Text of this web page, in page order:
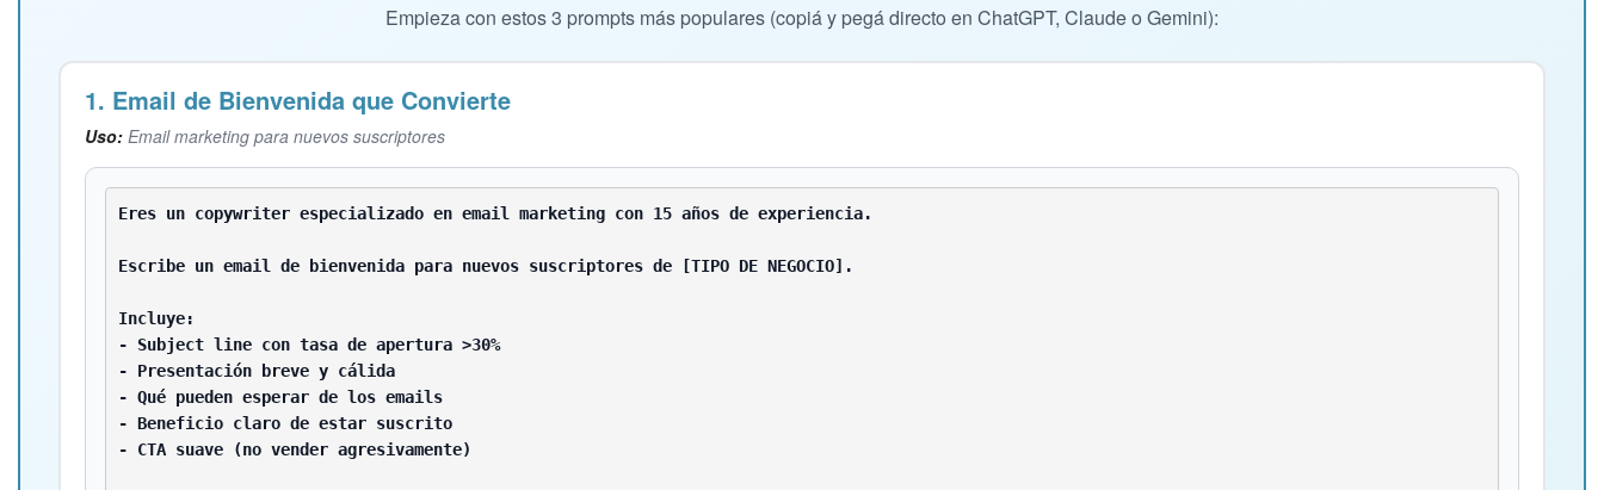
Empieza con estos 3 prompts más populares (copiá y pegá directo en ChatGPT, Claude o Gemini):
1. Email de Bienvenida que Convierte
Uso: Email marketing para nuevos suscriptores
Eres un copywriter especializado en email marketing con 15 años de experiencia.
Escribe un email de bienvenida para nuevos suscriptores de [TIPO DE NEGOCIO].
Incluye:
- Subject line con tasa de apertura >30%
- Presentación breve y cálida
- Qué pueden esperar de los emails
- Beneficio claro de estar suscrito
- CTA suave (no vender agresivamente)